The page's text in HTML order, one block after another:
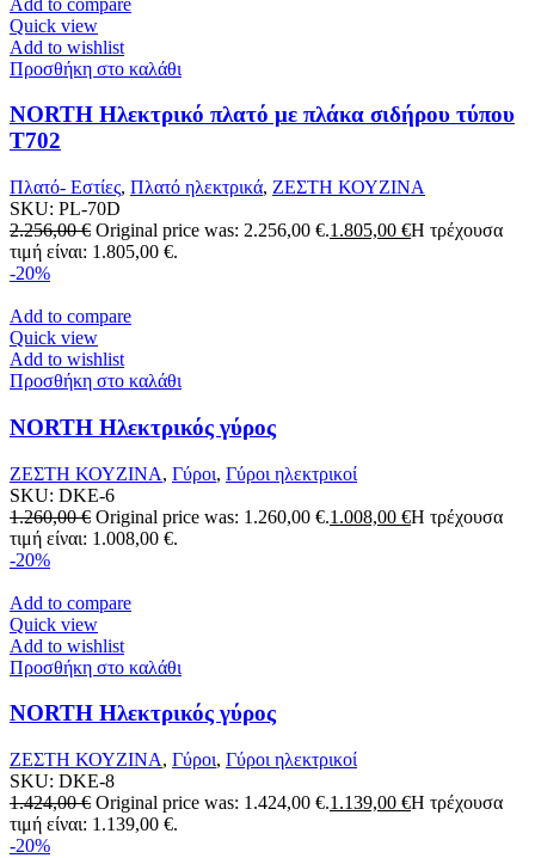
Quick view
Add to wishlist
Προσθήκη στο καλάθι
NORTH Ηλεκτρικό πλατό με πλάκα σιδήρου τύπου
T702
Πλατό- Εστίες, Πλατό ηλεκτρικά, ΖΕΣΤΗ ΚΟΥΖΙΝΑ
SKU: PL-70D
2.256,00€ Original price was: 2.256,00 €.1.805,00 €Η τρέχουσα
τιμή είναι: 1.805,00 €.
-20%
Add to compare
Quick view
Add to wishlist
Προσθήκη στο καλάθι
NORTH Ηλεκτρικός γύρος
ΖΕΣΤΗ ΚΟΥΖΙΝΑ, Γύροι, Γύροι ηλεκτρικοί
SKU: DKE-6
1.260,00€ Original price was: 1.260,00 €.1.008,00 €Η τρέχουσα
τιμή είναι: 1.008,00 €.
-20%
Add to compare
Quick view
Add to wishlist
Προσθήκη στο καλάθι
NORTH Ηλεκτρικός γύρος
ΖΕΣΤΗ ΚΟΥΖΙΝΑ, Γύροι, Γύροι ηλεκτρικοί
SKU: DKE-8
1.424,00€ Original price was: 1.424,00 €.1.139,00 €Η τρέχουσα
τιμή είναι: 1.139,00 €.
-20%